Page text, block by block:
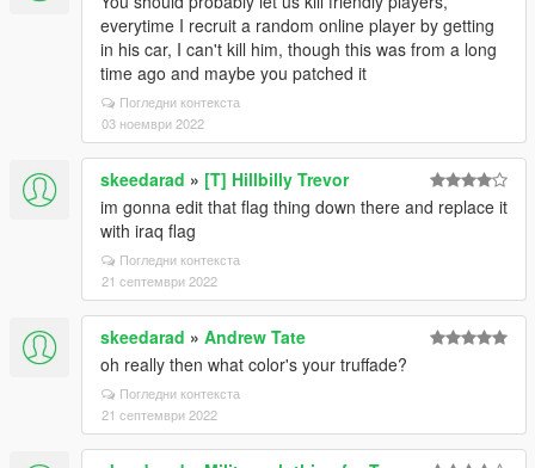
everytime I recruit a random online player by getting
in his car, I can't kill him, though this was from a long
time ago and maybe you patched it
Погледни контекста
03 ноември 2022
skeedarad » [T] Hillbilly Trevor
im gonna edit that flag thing down there and replace it
with iraq flag
Погледни контекста
21 септември 2022
skeedarad » Andrew Tate
oh really then what color's your truffade?
Погледни контекста
21 септември 2022